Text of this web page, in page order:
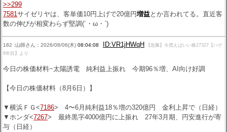
>>299
7581サイゼリヤは、客単価10円上げで20億円増益とか言われてる。直近客
数の伸びが相変わらず堅調(´・ω・`)
182 :山師さん：2026/08/06(木) 08:04:08 ID:VR1jHWqH
【急騰】今買えばいい株27327【ハゲ
8年目】より
今日の株価材料−太陽誘電 純利益上振れ 今期96％増、AI向け好調
【今日の株価材料（8月6日）】
▼横浜ＦＧ<7186> 4〜6月純利益18％増の320億円 金利上昇で（日経）
▼ホンダ<7267> 最終黒字4000億円に上振れ 27年3月期、円安進行が寄
与（日経）